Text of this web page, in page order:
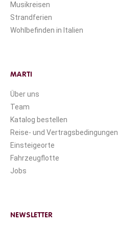
Musikreisen
Strandferien
Wohlbefinden in Italien
MARTI
Über uns
Team
Katalog bestellen
Reise- und Vertragsbedingungen
Einsteigeorte
Fahrzeugflotte
Jobs
NEWSLETTER